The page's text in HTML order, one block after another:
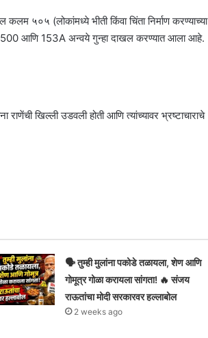
५०५ (लोकांमध्ये भीती किंवा चिंता निर्माण करण्याच्या
500 आणि 153A अन्वये गुन्हा दाखल करण्यात आला आहे.
खिल्ली उडवली होती आणि त्यांच्यावर भ्रष्टाचाराचे
🗣️ तुम्ही मुलांना पकोडे तळायला, शेण आणि
गोमूत्र गोळा करायला सांगता! 🔥 संजय
राऊतांचा मोदी सरकारवर हल्लाबोल
2 weeks ago